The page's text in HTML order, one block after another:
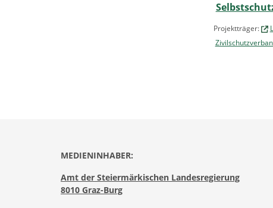
Projektträger:
MEDIENINHABER:
Amt der Steiermärkischen Landesregierung
8010 Graz-Burg